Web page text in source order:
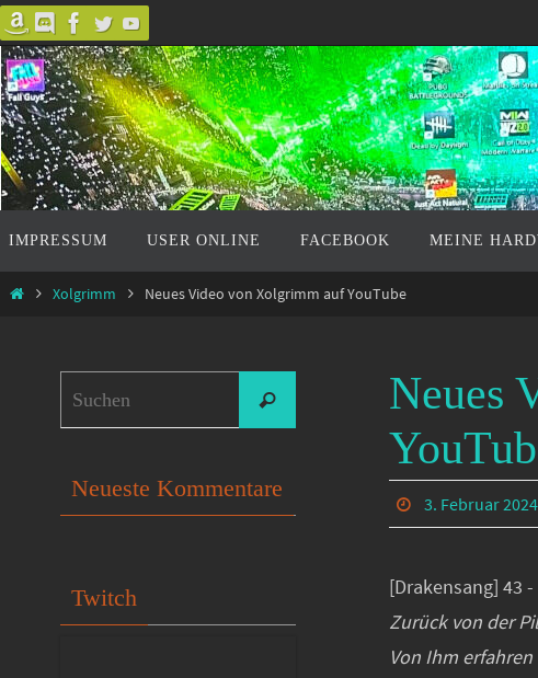
Zum
Inhalt
springen
Inhalt
springen
IMPRESSUM USER ONLINE FACEBOOK MEINE
StartXolgrimm Neues Video von Xolgrimm auf YouTube
Neues
3. Februar 2024
[Drakensang] 43
Zurück von der
Von Ihm
nach:
Suchen
Neueste Kommentare
Twitch